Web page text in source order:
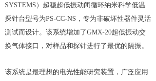
SYSTEMS）超稳超低振动闭循环纳米科学低温
探针台型号为PS-CC-NS，专为非破坏性器件灵活
测试而设计。该系统增加了GMX-20超低振动交
换气体接口，对样品和探针进行了最优的隔振。
该系统是最理想的电光性能研究装置，广泛应用